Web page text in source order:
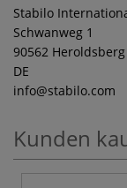
Stabilo
Schwanweg 1
90562 Heroldsberg
DE
info@stabilo.com
Kunden